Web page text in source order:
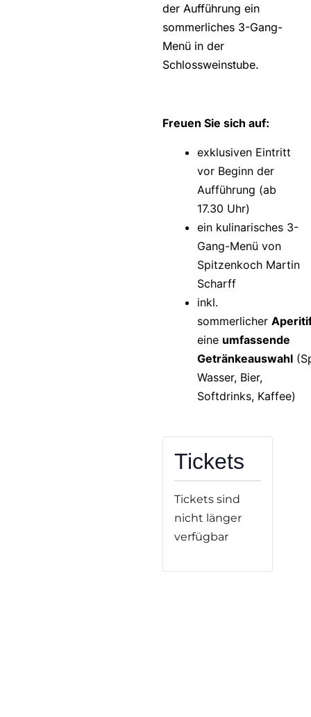
der Aufführung ein
sommerliches 3-Gang-
Menü in der
Schlossweinstube.
Freuen Sie sich auf:
exklusiven Eintritt
vor Beginn der
Aufführung (ab
17.30 Uhr)
ein kulinarisches 3-
Gang-Menü von
Spitzenkoch Martin
Scharff
inkl.
sommerlicher
eine umfassende
Getränkeauswahl
Wasser, Bier,
Softdrinks, Kaffee)
Tickets
Tickets sind
nicht länger
verfügbar